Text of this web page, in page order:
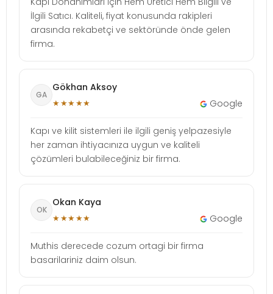
İlgili Satıcı. Kaliteli, fiyat konusunda rakipleri
arasında rekabetçi ve sektöründe önde gelen
firma.
GA
Gökhan Aksoy
★★★★★ Google
Kapı ve kilit sistemleri ile ilgili geniş yelpazesiyle
her zaman ihtiyacınıza uygun ve kaliteli
çözümleri bulabileceğiniz bir firma.
OK
Okan Kaya
★★★★★ Google
Muthis derecede cozum ortagi bir firma
basarilariniz daim olsun.